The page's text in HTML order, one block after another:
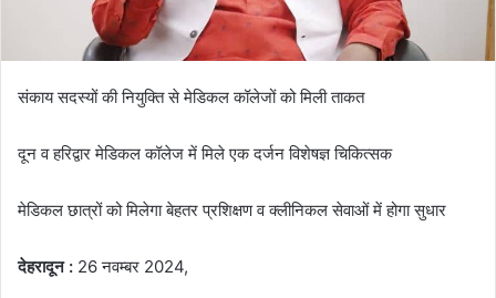
संकाय सदस्यों की नियुक्ति से मेडिकल कॉलेजों को मिली ताकत
दून व हरिद्वार मेडिकल कॉलेज में मिले एक दर्जन विशेषज्ञ चिकित्सक
मेडिकल छात्रों को मिलेगा बेहतर प्रशिक्षण व क्लीनिकल सेवाओं में होगा सुधार
देहरादून : 26 नवम्बर 2024,